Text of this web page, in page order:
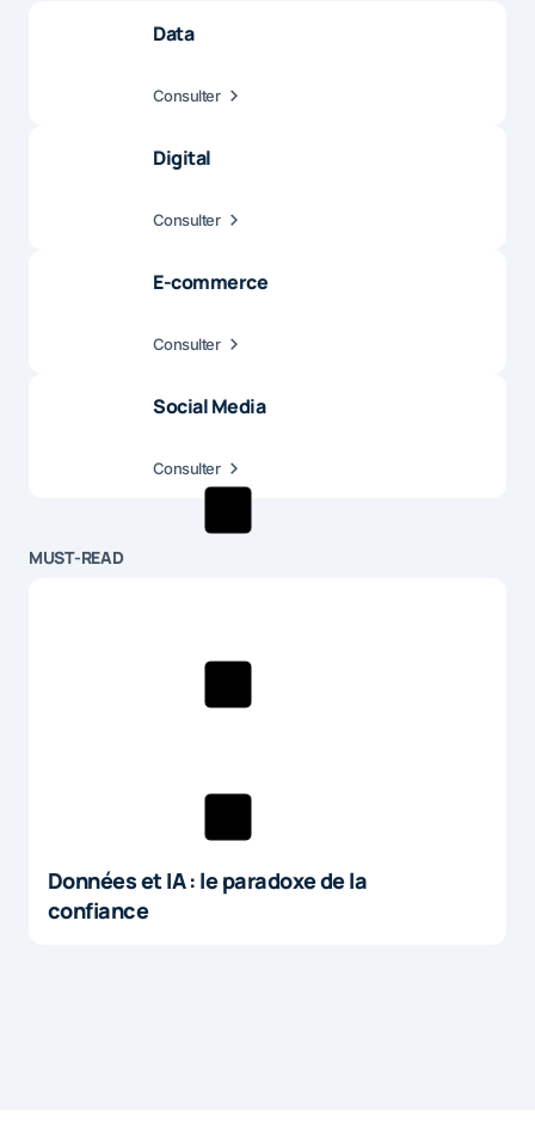
Data
Consulter
Digital
Consulter
E-commerce
Consulter
Social Media
Consulter
MUST-READ
Données et IA : le paradoxe de la
confiance